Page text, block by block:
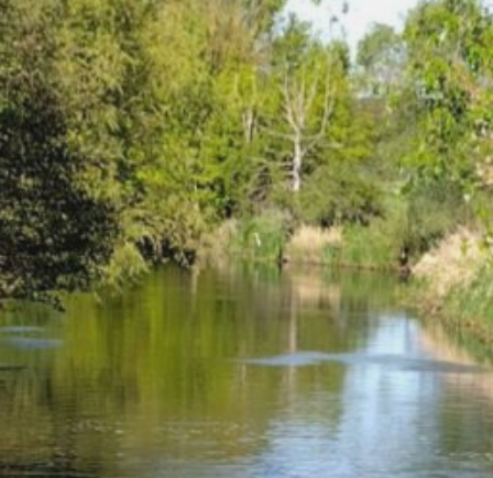
Februar 2026
Januar 2026
Oktober 2025
Juli 2025
März 2025
Dezember 2024
November 2024
September 2024
Juli 2024
Juni 2024
Mai 2024
April 2024
März 2024